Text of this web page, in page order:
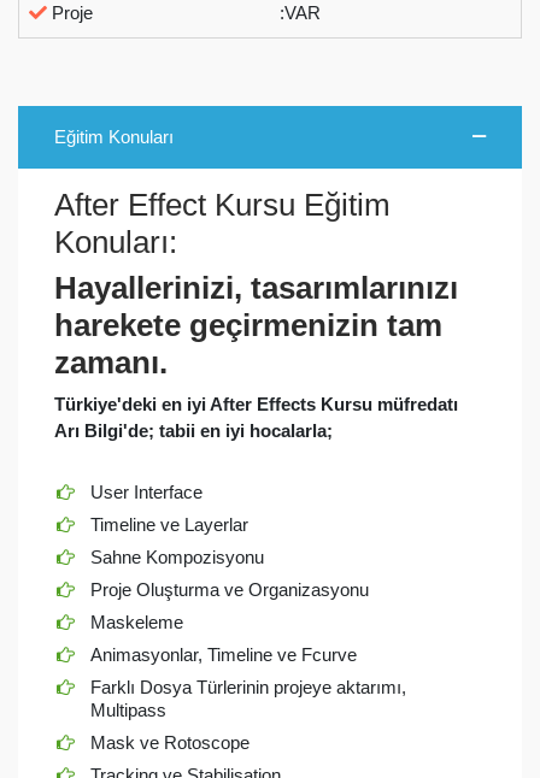
Proje :VAR
Eğitim Konuları
After Effect Kursu Eğitim
Konuları:
Hayallerinizi, tasarımlarınızı
harekete geçirmenizin tam
zamanı.
Türkiye'deki en iyi After Effects Kursu müfredatı
Arı Bilgi'de; tabii en iyi hocalarla;
User Interface
Timeline ve Layerlar
Sahne Kompozisyonu
Proje Oluşturma ve Organizasyonu
Maskeleme
Animasyonlar, Timeline ve Fcurve
Farklı Dosya Türlerinin projeye aktarımı,
Multipass
Mask ve Rotoscope